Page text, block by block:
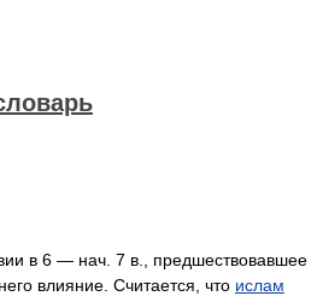
в 6 — нач. 7 в., предшествовавшее
влияние. Считается, что ислам